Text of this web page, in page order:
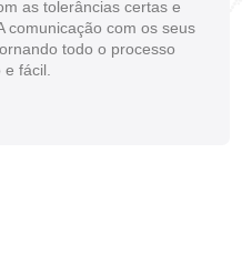
as tolerâncias certas e
comunicação com os seus
todo o processo
fácil.